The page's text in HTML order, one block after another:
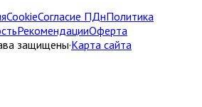
CookieСогласие ПДнПолитика
РекомендацииОферта
защищены·Карта сайта